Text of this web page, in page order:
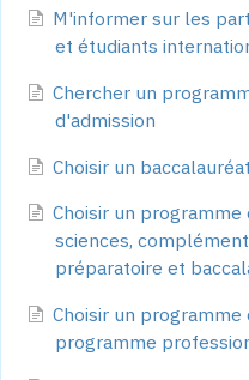
M'informer sur les
et étudiants
Chercher un
d'admission
Choisir un
Choisir un
sciences,
préparatoire et
Choisir un
programme